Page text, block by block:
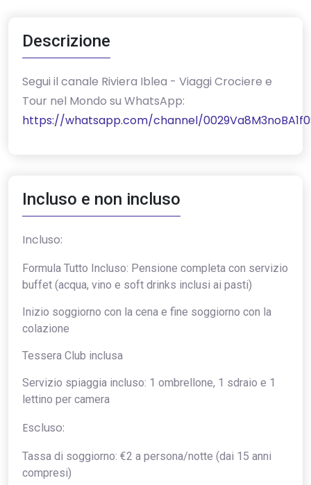
Descrizione
‎Segui il canale Riviera Iblea - Viaggi Crociere e
Tour nel Mondo su WhatsApp:
https://whatsapp.com/channel/
Incluso e non incluso
Incluso:
Formula Tutto Incluso: Pensione completa con servizio
buffet (acqua, vino e soft drinks inclusi ai pasti)
Inizio soggiorno con la cena e fine soggiorno con la
colazione
Tessera Club inclusa
Servizio spiaggia incluso: 1 ombrellone, 1 sdraio e 1
lettino per camera
Escluso:
Tassa di soggiorno: €2 a persona/notte (dai 15 anni
compresi)